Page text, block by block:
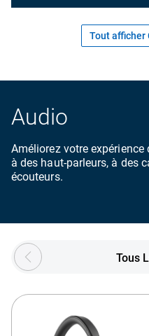
Tout afficher
Audio
Améliorez votre expérience
à des haut-parleurs, à des
écouteurs.
Tous
Showing page 1 of 5